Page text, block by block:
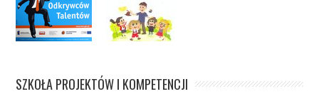
SZKOŁA PROJEKTÓW I KOMPETENCJI